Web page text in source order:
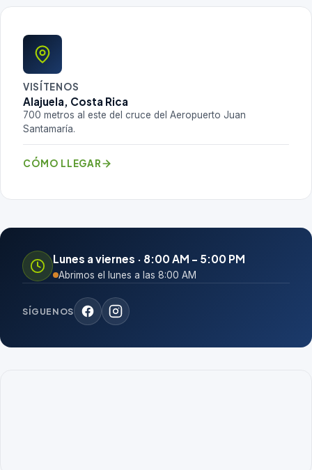
VISÍTENOS
Alajuela, Costa Rica
700 metros al este del cruce del Aeropuerto Juan
Santamaría.
CÓMO LLEGAR
Lunes a viernes · 8:00 AM – 5:00 PM
Abrimos el lunes a las 8:00 AM
SÍGUENOS